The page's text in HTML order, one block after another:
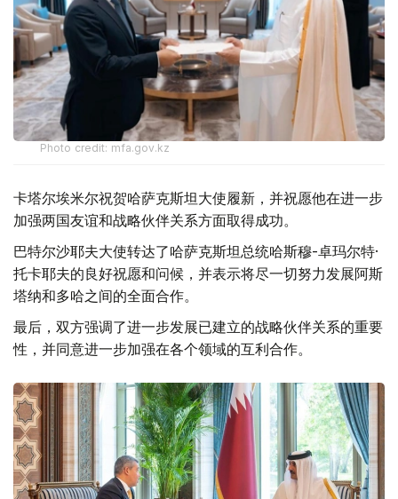
Photo credit: mfa.gov.kz
卡塔尔埃米尔祝贺哈萨克斯坦大使履新，并祝愿他在进一步
加强两国友谊和战略伙伴关系方面取得成功。
巴特尔沙耶夫大使转达了哈萨克斯坦总统哈斯穆-卓玛尔特·
托卡耶夫的良好祝愿和问候，并表示将尽一切努力发展阿斯
塔纳和多哈之间的全面合作。
最后，双方强调了进一步发展已建立的战略伙伴关系的重要
性，并同意进一步加强在各个领域的互利合作。